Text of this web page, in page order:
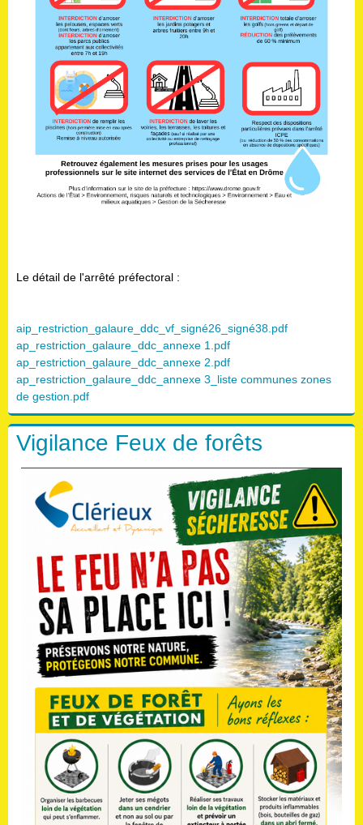
Le détail de l'arrêté préfectoral :
aip_restriction_galaure_ddc_vf_signé26_signé38.pdf
ap_restriction_galaure_ddc_annexe 1.pdf
ap_restriction_galaure_ddc_annexe 2.pdf
ap_restriction_galaure_ddc_annexe 3_liste communes zones
de gestion.pdf
Vigilance Feux de forêts